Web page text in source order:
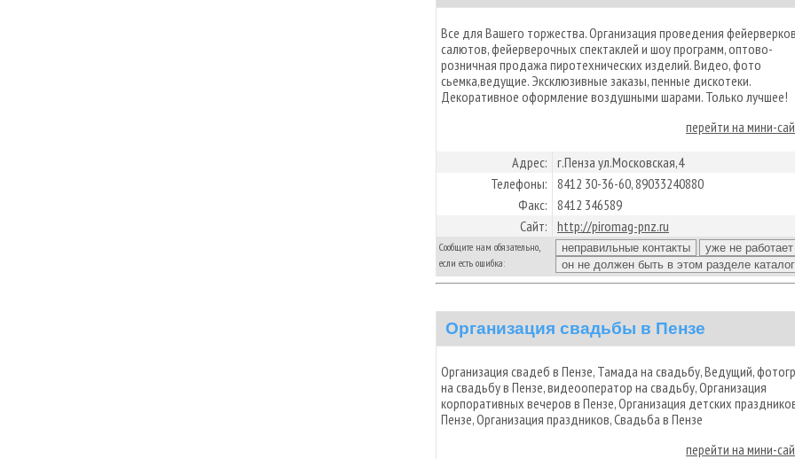
Все для Вашего торжества. Организация проведения
салютов, фейерверочных спектаклей и шоу программ, оптово-
розничная продажа пиротехнических изделий. Видео, фото
сьемка,ведущие. Эксклюзивные заказы, пенные дискотеки.
Декоративное оформление воздушными шарами. Только лучшее!
перейти на мини-
Адрес: г.Пенза ул.Московская,4
Телефоны: 8412 30-36-60, 89033240880
Факс: 8412 346589
Сайт: http://piromag-pnz.ru
Сообщите нам обязательно,
если есть ошибка:
Организация свадьбы в Пензе
Организация свадеб в Пензе, Тамада на свадьбу, Ведущий,
на свадьбу в Пензе, видеооператор на свадьбу, Организация
корпоративных вечеров в Пензе, Организация детских
Пензе, Организация праздников, Свадьба в Пензе
перейти на мини-